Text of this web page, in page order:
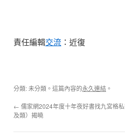
責任編輯交流 ：近復
分類: 未分類。這篇內容的永久連結 。
← 儒家網2024年度十年夜好書找九宮格
及類）揭曉